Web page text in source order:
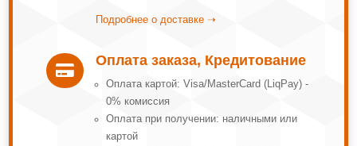
Подробнее о доставке ➝

Оплата заказа, Кредитование
Оплата картой: Visa/MasterCard (LiqPay) -
0% комиссия
Оплата при получении: наличными или
картой